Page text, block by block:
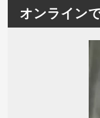
オンライン